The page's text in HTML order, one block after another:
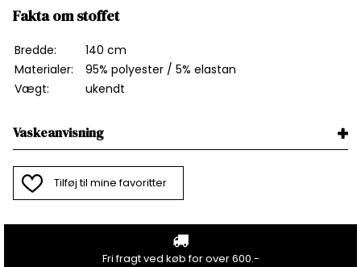
Fakta om stoffet
Bredde:
140 cm
Materialer:
95% polyester / 5% elastan
Vægt:
ukendt
Vaskeanvisning
Tilføj til mine favoritter
Fri fragt ved køb for over 600.-